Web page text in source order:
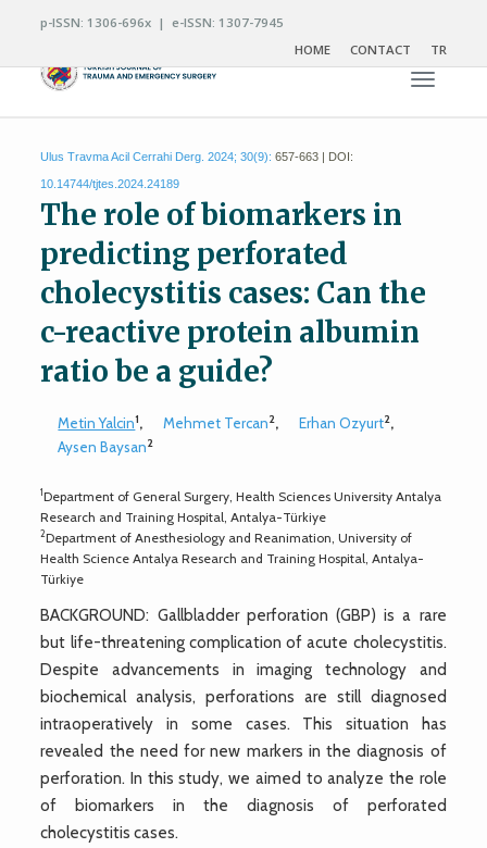
p-ISSN: 1306-696x | e-ISSN: 1307-7945
HOME
CONTACT TR
Toggle
Ulus Travma Acil Cerrahi Derg. 2024; 30(9): 657-663 | DOI:
10.14744/tjtes.2024.24189
The role of biomarkers in
predicting perforated
cholecystitis cases: Can the
c-reactive protein albumin
ratio be a guide?
Metin Yalcin1, Mehmet Tercan2, Erhan Ozyurt2,
Aysen Baysan2
1Department of General Surgery, Health Sciences University Antalya
Research and Training Hospital, Antalya-Türkiye
2Department of Anesthesiology and Reanimation, University of
Health Science Antalya Research and Training Hospital, Antalya-
Türkiye
BACKGROUND: Gallbladder perforation (GBP) is a rare
but life-threatening complication of acute cholecystitis.
Despite advancements in imaging technology and
biochemical analysis, perforations are still diagnosed
intraoperatively in some cases. This situation has
revealed the need for new markers in the diagnosis of
perforation. In this study, we aimed to analyze the role
of biomarkers in the diagnosis of perforated
cholecystitis cases.